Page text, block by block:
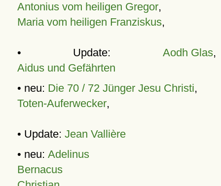
Antonius vom heiligen Gregor,
Maria vom heiligen Franziskus,
• Update: Aodh Glas,
Aidus und Gefährten
• neu: Die 70 / 72 Jünger Jesu Christi,
Toten-Auferwecker,
• Update: Jean Vallière
• neu: Adelinus
Bernacus